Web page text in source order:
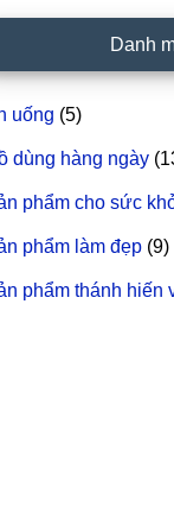
Danh
uống (5)
dùng hàng ngày
phẩm cho sức
phẩm làm đẹp (9)
phẩm thánh hiến